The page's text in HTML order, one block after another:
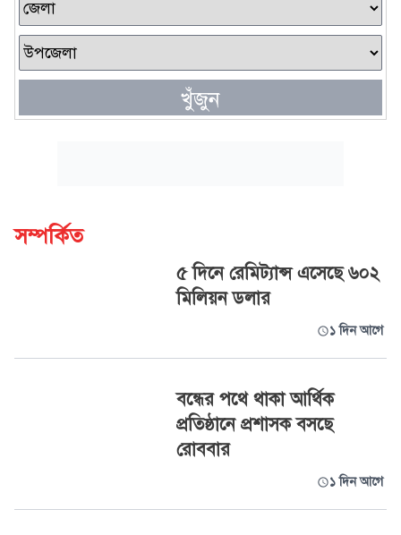
খুঁজুন
সম্পর্কিত
৫ দিনে রেমিট্যান্স এসেছে ৬০২
মিলিয়ন ডলার
১ দিন আগে
বন্ধের পথে থাকা আর্থিক
প্রতিষ্ঠানে প্রশাসক বসছে
রোববার
১ দিন আগে